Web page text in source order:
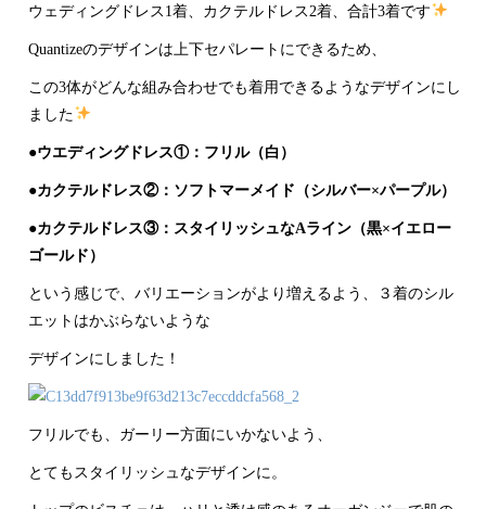
ウェディングドレス1着、カクテルドレス2着、合計3着です
Quantizeのデザインは上下セパレートにできるため、
この3体がどんな組み合わせでも着用できるようなデザインにし
ました
●ウエディングドレス①：フリル（白）
●カクテルドレス②：ソフトマーメイド（シルバー×パープル）
●カクテルドレス③：スタイリッシュなAライン（黒×イエロー
ゴールド）
という感じで、バリエーションがより増えるよう、３着のシル
エットはかぶらないような
デザインにしました！
フリルでも、ガーリー方面にいかないよう、
とてもスタイリッシュなデザインに。